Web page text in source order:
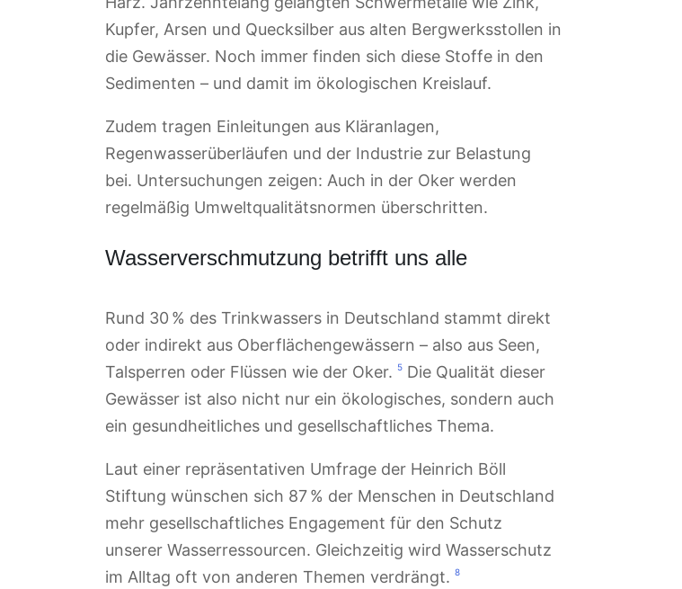
Kupfer, Arsen und Quecksilber aus alten Bergwerksstollen in
die Gewässer. Noch immer finden sich diese Stoffe in den
Sedimenten – und damit im ökologischen Kreislauf.
Zudem tragen Einleitungen aus Kläranlagen,
Regenwasserüberläufen und der Industrie zur Belastung
bei. Untersuchungen zeigen: Auch in der Oker werden
regelmäßig Umweltqualitätsnormen überschritten.
Wasserverschmutzung betrifft uns alle
Rund 30 % des Trinkwassers in Deutschland stammt direkt
oder indirekt aus Oberflächengewässern – also aus Seen,
Talsperren oder Flüssen wie der Oker. 5Die Qualität dieser
Gewässer ist also nicht nur ein ökologisches, sondern auch
ein gesundheitliches und gesellschaftliches Thema.
Laut einer repräsentativen Umfrage der Heinrich Böll
Stiftung wünschen sich 87 % der Menschen in Deutschland
mehr gesellschaftliches Engagement für den Schutz
unserer Wasserressourcen. Gleichzeitig wird Wasserschutz
im Alltag oft von anderen Themen verdrängt. 8